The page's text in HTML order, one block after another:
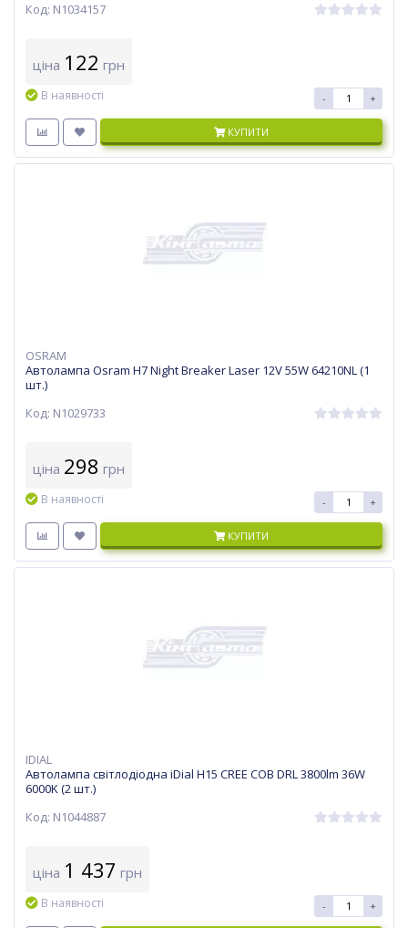
Код: N1034157
ціна 122 грн
В наявності - +
КУПИТИ
OSRAM
Автолампа Osram H7 Night Breaker Laser 12V 55W 64210NL (1
шт.)
Код: N1029733
ціна 298 грн
В наявності - +
КУПИТИ
IDIAL
Автолампа світлодіодна iDial H15 CREE COB DRL 3800lm 36W
6000K (2 шт.)
Код: N1044887
ціна 1 437 грн
В наявності - +